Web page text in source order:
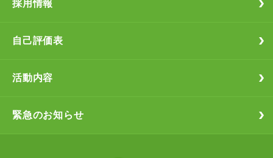
採用情報
自己評価表
活動内容
緊急のお知らせ